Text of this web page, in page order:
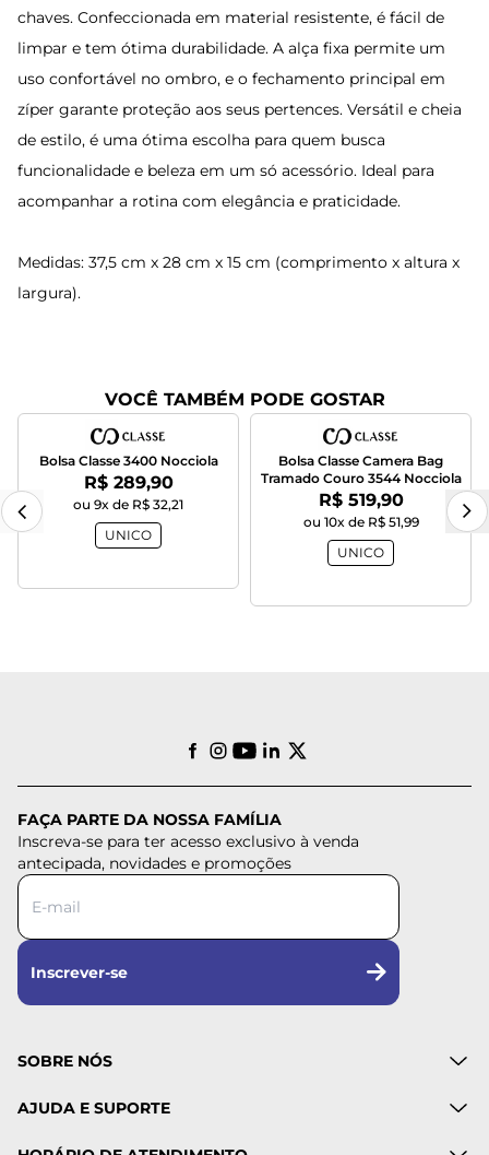
chaves. Confeccionada em material resistente, é fácil de
limpar e tem ótima durabilidade. A alça fixa permite um
uso confortável no ombro, e o fechamento principal em
zíper garante proteção aos seus pertences. Versátil e cheia
de estilo, é uma ótima escolha para quem busca
funcionalidade e beleza em um só acessório. Ideal para
acompanhar a rotina com elegância e praticidade.
Medidas: 37,5 cm x 28 cm x 15 cm (comprimento x altura x
largura).
VOCÊ TAMBÉM PODE GOSTAR
Bolsa Classe 3400 Nocciola
Por:
R$ 289,90
ou 9x de R$ 32,21
UNICO
Bolsa Classe Camera Bag
Tramado Couro 3544 Nocciola
Por:
R$ 519,90
ou 10x de R$ 51,99
UNICO
FAÇA PARTE DA NOSSA FAMÍLIA
Inscreva-se para ter acesso exclusivo à venda
antecipada, novidades e promoções
Inscrever-se
SOBRE NÓS
AJUDA E SUPORTE